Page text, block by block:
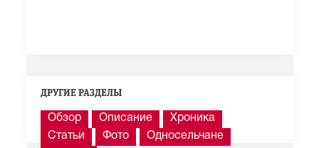
ДРУГИЕ РАЗДЕЛЫ
Обзор Описание
Хроника
Статьи
Фото
Односельчане